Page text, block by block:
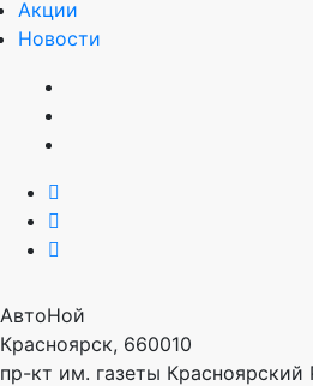
Акции
Новости
АвтоНой
Красноярск, 660010
пр-кт им. газеты Красноярский